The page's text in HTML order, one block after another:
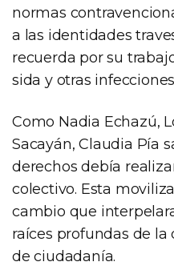
normas
a las identidades
recuerda por su
sida y otras
Como Nadia Echazú,
Sacayán, Claudia Pía
derechos debía
colectivo. Esta
cambio que
raíces profundas de
de ciudadanía.